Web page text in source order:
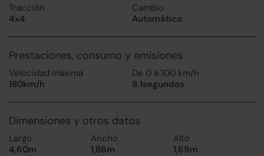
Tracción
4x4
Cambio
Automático
Prestaciones, consumo y emisiones
Velocidad máxima
180km/h
De 0 a 100 km/h
8.1segundos
Dimensiones y otros datos
Largo
4,60m
Ancho
1,86m
Alto
1,69m